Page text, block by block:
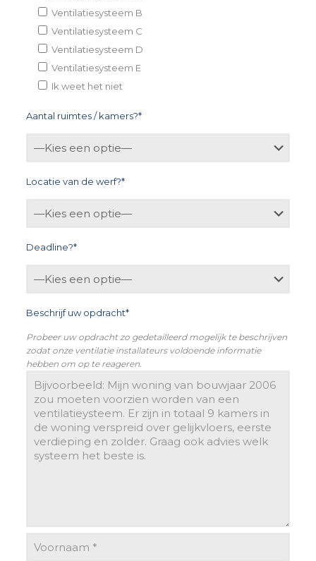
Ventilatiesysteem B
Ventilatiesysteem C
Ventilatiesysteem D
Ventilatiesysteem E
Ik weet het niet
Aantal ruimtes / kamers?*
Locatie van de werf?*
Deadline?*
Beschrijf uw opdracht*
Probeer uw opdracht zo gedetailleerd mogelijk te beschrijven
zodat onze ventilatie installateurs voldoende informatie
hebben om op te reageren.